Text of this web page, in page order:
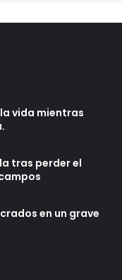
vida mientras
tras perder el
en un grave